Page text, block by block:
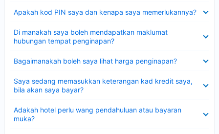
Apakah kod PIN saya dan kenapa saya memerlukannya?
Di manakah saya boleh mendapatkan maklumat
hubungan tempat penginapan?
Bagaimanakah boleh saya lihat harga penginapan?
Saya sedang memasukkan keterangan kad kredit saya,
bila akan saya bayar?
Adakah hotel perlu wang pendahuluan atau bayaran
muka?